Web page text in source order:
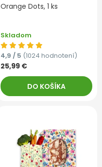
Orange Dots, 1 ks
Skladom
4,9 / 5 (1024 hodnotení)
25,99 €
DO KOŠÍKA